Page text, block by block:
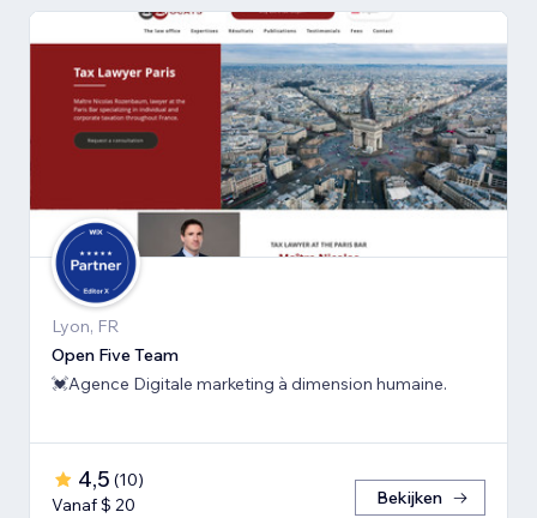
Lyon, FR
Open Five Team
💓Agence Digitale marketing à dimension humaine.
4,5 (10)
Vanaf $ 20
Bekijken